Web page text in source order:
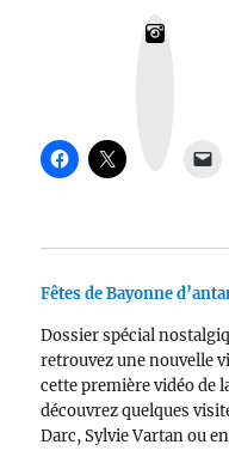
Fêtes de Bayonne
Dossier spécial
retrouvez une nouvelle
cette première vidéo de
découvrez quelques
Darc, Sylvie Vartan ou